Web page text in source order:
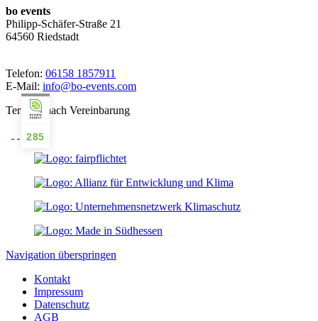
bo events
Philipp-Schäfer-Straße 21
64560 Riedstadt
Telefon: 06158 1857911
E-Mail: info@bo-events.com
Termine nach Vereinbarung
Navigation überspringen
Kontakt
Impressum
Datenschutz
AGB
285